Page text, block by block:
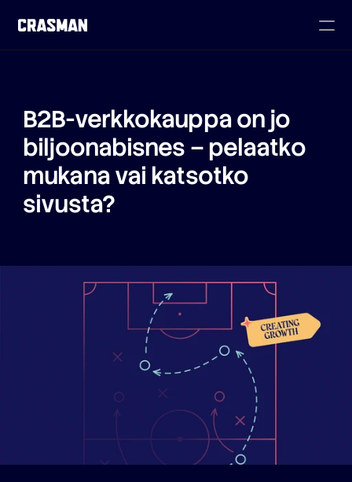
B2B-verkkokauppa on jo
biljoonabisnes – pelaatko
mukana vai katsotko
sivusta?